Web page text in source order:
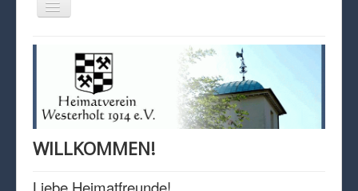
Navigation
an/aus
KONTAKT
IMPRESSUM
DATENSCHUTZ
WILLKOMMEN!
Liebe Heimatfreunde!